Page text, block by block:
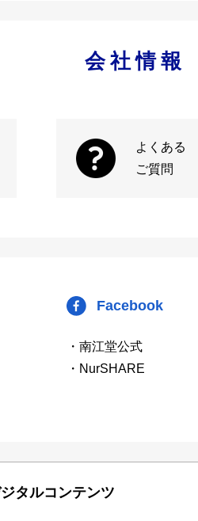
会社情報
よくある
ご質問
Facebook
・南江堂公式
・NurSHARE
タルコンテンツ